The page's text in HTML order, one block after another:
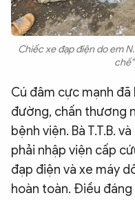
Chiếc xe đạp điện do em
Cú đâm cực mạnh đã
đường, chấn thương
bệnh viện. Bà T.T.B.
phải nhập viện cấp
đạp điện và xe máy
hoàn toàn. Điều đáng